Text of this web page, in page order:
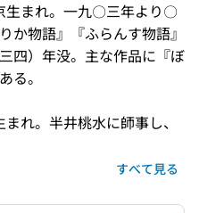
か物語』『ふらんす物語』
四）年没。主な作品に『ぼ
る。
すべて見る